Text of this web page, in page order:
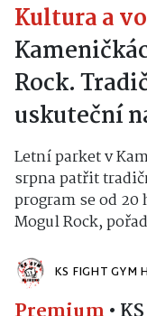
Kultura a
Rock.
uskuteční
Letní parket v
srpna patřit
program se od
Mogul Rock,
KS FIGHT GYM